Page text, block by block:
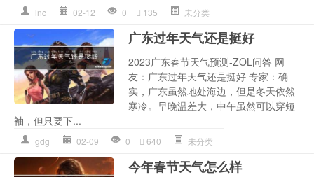
lnc 02-12 0 135 未分类
广东过年天气还是挺好
2023广东春节天气预测-ZOL问答 网
友：广东过年天气还是挺好 专家：确
实，广东虽然地处海边，但是冬天依然
寒冷。早晚温差大，中午虽然可以穿短
袖，但只要下...
gdg 02-09 0 640 未分类
今年春节天气怎么样